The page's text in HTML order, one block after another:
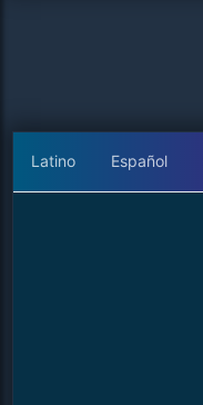
Latino Español